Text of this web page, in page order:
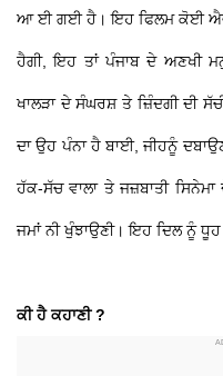
ਆ ਈ ਗਈ ਹੈ। ਇਹ ਫਿਲਮ ਕੋਈ ਐਵੇਂ
ਹੈਗੀ, ਇਹ ਤਾਂ ਪੰਜਾਬ ਦੇ ਅਣਖੀ
ਖਾਲੜਾ ਦੇ ਸੰਘਰਸ਼ ਤੇ ਜ਼ਿੰਦਗੀ ਦੀ
ਦਾ ਉਹ ਪੰਨਾ ਹੈ ਬਾਈ, ਜੀਹਨੂੰ
ਹੱਕ-ਸੱਚ ਵਾਲਾ ਤੇ ਜਜ਼ਬਾਤੀ
ਜਮਾਂ ਨੀ ਖੁੰਝਾਉਣੀ। ਇਹ ਦਿਲ ਨੂੰ ਧੂਹ
ਕੀ ਹੈ ਕਹਾਣੀ ?